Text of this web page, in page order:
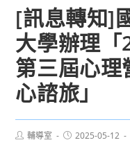
[訊息轉知]
大學辦理
第三屆心
心諮旅」
Post輔導室
Post2025-05-12